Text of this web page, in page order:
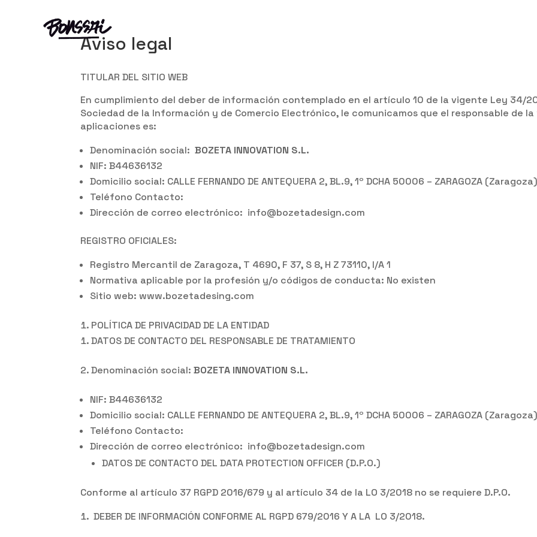
Aviso legal
TITULAR DEL SITIO WEB
En cumplimiento del deber de información contemplado en el artículo 10 de la vigente Ley 34/
Sociedad de la Información y de Comercio Electrónico, le comunicamos que el responsable de
aplicaciones es:
Denominación social:BOZETA INNOVATION S.L.
NIF: B44636132
Domicilio social: CALLE FERNANDO DE ANTEQUERA 2, BL.9, 1º DCHA 50006 – ZARAGOZA
Teléfono Contacto:
Dirección de correo electrónico: info@bozetadesign.com
REGISTRO OFICIALES:
Registro Mercantil de Zaragoza, T 4690, F 37, S 8, H Z 73110, I/A 1
Normativa aplicable por la profesión y/o códigos de conducta: No existen
Sitio web: www.bozetadesing.com
POLÍTICA DE PRIVACIDAD DE LA ENTIDAD
DATOS DE CONTACTO DEL RESPONSABLE DE TRATAMIENTO
Denominación social:BOZETA INNOVATION S.L.
NIF: B44636132
Domicilio social: CALLE FERNANDO DE ANTEQUERA 2, BL.9, 1º DCHA 50006 – ZARAGOZA
Teléfono Contacto:
Dirección de correo electrónico: info@bozetadesign.com
DATOS DE CONTACTO DEL DATA PROTECTION OFFICER (D.P.O.)
Conforme al artículo 37 RGPD 2016/679 y al artículo 34 de la LO 3/2018 no se requiere D.P.O.
DEBER DE INFORMACIÓN CONFORME AL RGPD 679/2016 Y A LA LO 3/2018.